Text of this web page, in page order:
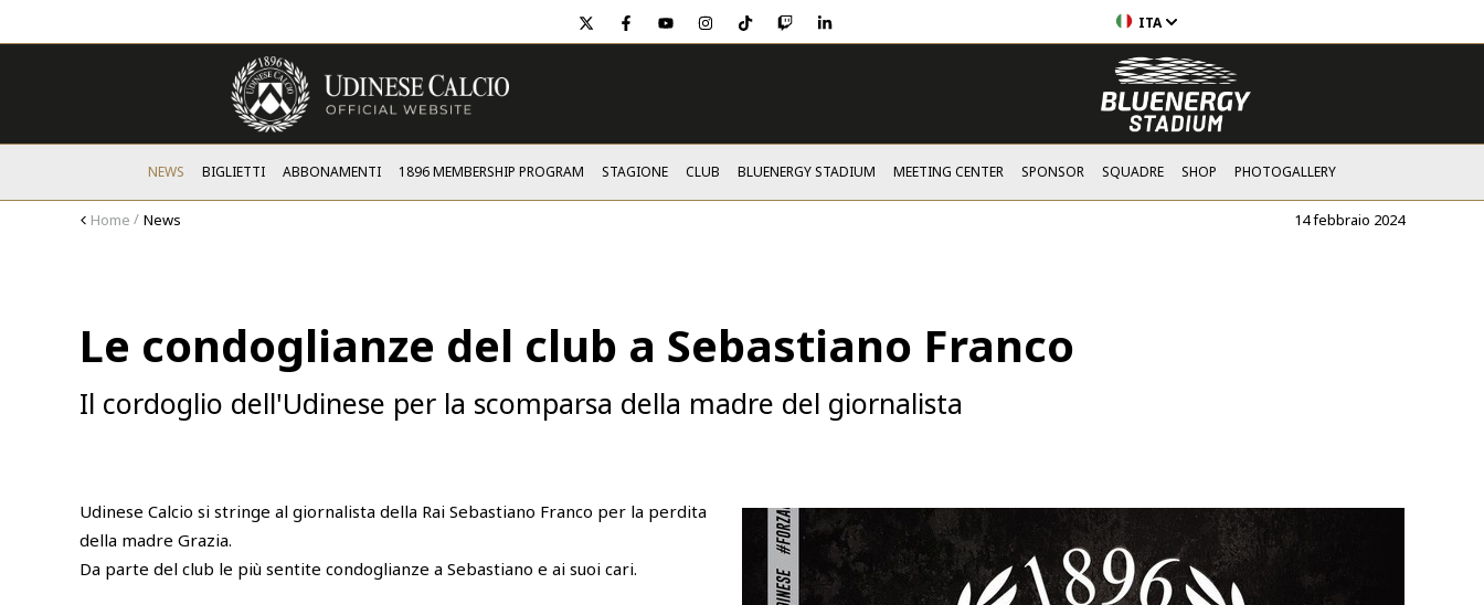
twitter facebook
youtubeinstagram
tiktoktwitchlinkedin ITA
NEWS BIGLIETTI ABBONAMENTI 1896 MEMBERSHIP PROGRAM STAGIONE CLUB BLUENERGY STADIUM MEETING CENTER SPONSOR SQUADRE SHOP PHOTOGALLERY
Home News 14 febbraio 2024
Le condoglianze del club a Sebastiano Franco
Il cordoglio dell'Udinese per la scomparsa della madre del giornalista
Udinese Calcio si stringe al giornalista della Rai Sebastiano Franco per la perdita
della madre Grazia.
Da parte del club le più sentite condoglianze a Sebastiano e ai suoi cari.